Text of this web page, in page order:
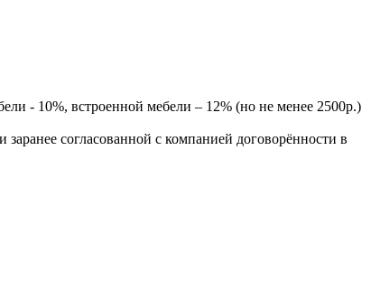
- 10%, встроенной мебели – 12% (но не менее 2500р.)
согласованной с компанией договорённости в